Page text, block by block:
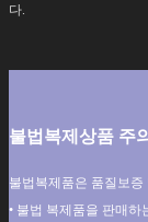
다.
불법복제상품 주
불법복제품은 품질보
• 불법 복제품을 판매하